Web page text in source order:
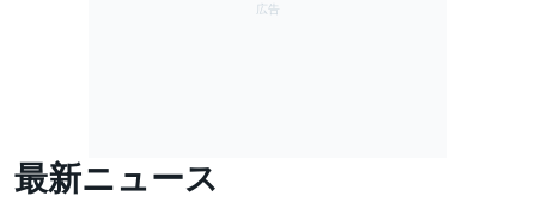
最新ニュース